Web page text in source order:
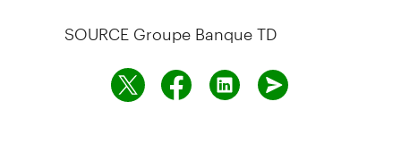
SOURCE Groupe Banque TD